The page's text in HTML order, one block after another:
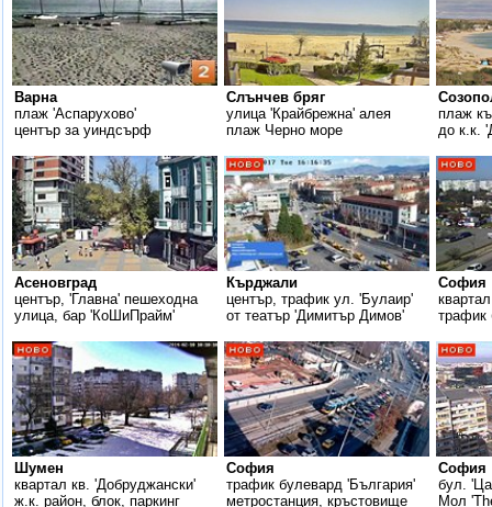
Варна
плаж 'Аспарухово'
център за уиндсърф
Слънчев бряг
улица 'Крайбрежна' алея
плаж Черно море
плаж
до к.к.
Асеновград
център, 'Главна' пешеходна
улица, бар 'КоШиПрайм'
Кърджали
център, трафик ул. 'Булаир'
от театър 'Димитър Димов'
София
трафик
Шумен
квартал кв. 'Добруджански'
ж.к. район, блок, паркинг
София
трафик булевард 'България'
метростанция, кръстовище
София
бул.
Мол